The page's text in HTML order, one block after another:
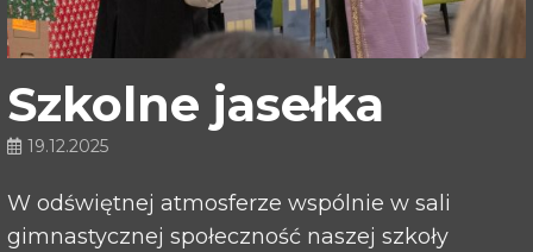
Szkolne jasełka
19.12.2025
W odświętnej atmosferze wspólnie w sali
gimnastycznej społeczność naszej szkoły